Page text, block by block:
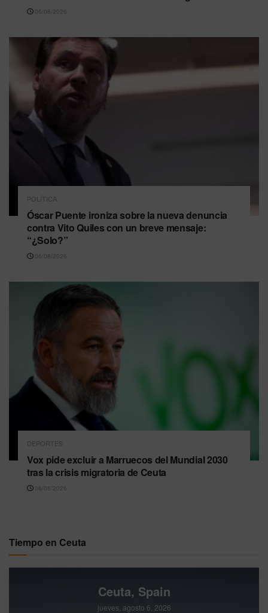
06/08/2026
POLÍTICA
Óscar Puente ironiza sobre la nueva denuncia
contra Vito Quiles con un breve mensaje:
“¿Solo?”
06/08/2026
DEPORTES
Vox pide excluir a Marruecos del Mundial 2030
tras la crisis migratoria de Ceuta
06/08/2026
Tiempo en Ceuta
Ceuta, Spain
jueves, agosto 6, 2026